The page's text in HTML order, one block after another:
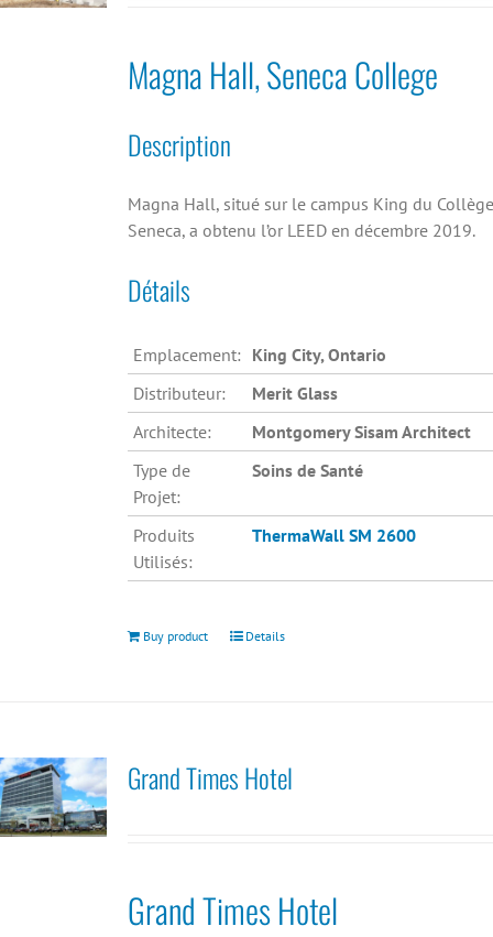
Magna Hall, Seneca College
Description
Magna Hall, situé sur le campus King du Collège
Seneca, a obtenu l’or LEED en décembre 2019.
Détails
Emplacement: King City, Ontario
Distributeur:
Merit Glass
Architecte:
Montgomery Sisam Architect
Type de
Projet:
Soins de Santé
Produits
Utilisés:
ThermaWall SM 2600
Buy product Details
Grand Times Hotel
Grand Times Hotel